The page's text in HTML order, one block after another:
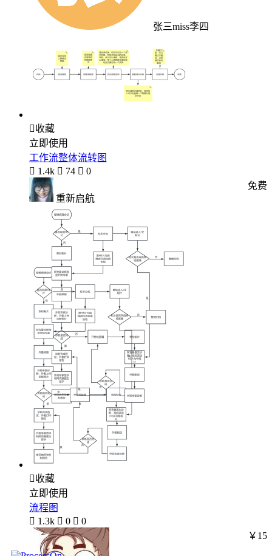
张三miss李四
收藏
立即使用
工作流整体流转图
 1.4k  74  0
重新启航
免费
收藏
立即使用
流程图
 1.3k  0  0
￥15